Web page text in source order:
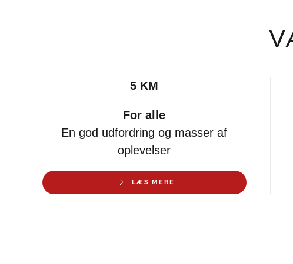
5 KM
For alle
En god udfordring og masser af
oplevelser
LÆS MERE